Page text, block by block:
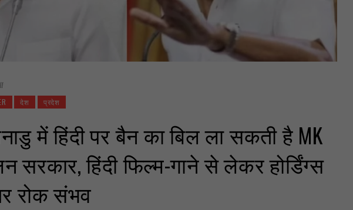
देश प्रदेश
में हिंदी पर बैन का बिल ला सकती है MK
सरकार, हिंदी फिल्म-गाने से लेकर होर्डिंग्स
रोक संभव